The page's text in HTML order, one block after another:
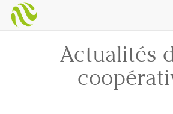
Actualités